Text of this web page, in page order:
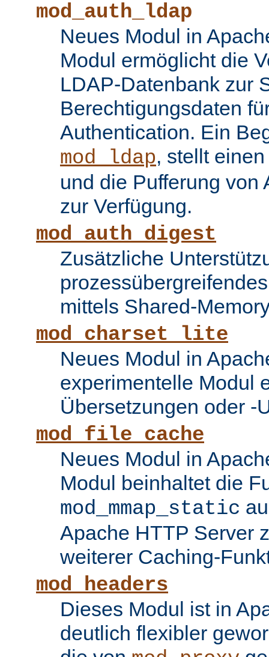
mod_auth_ldap
Neues Modul in
Modul ermöglicht die
LDAP-Datenbank zur
Berechtigungsdaten
Authentication. Ein
mod_ldap, stellt
und die Pufferung von
zur Verfügung.
mod_auth_digest
Zusätzliche
mittels Shared-
mod_charset_lite
Neues Modul in
experimentelle Modul
Übersetzungen oder -
mod_file_cache
Neues Modul in
Modul beinhaltet die
mod_mmap_static
Apache HTTP Server
weiterer Caching-
mod_headers
Dieses Modul ist in
deutlich flexibler